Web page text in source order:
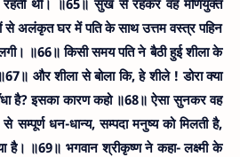
रहती थी। ॥65॥ सुख से रहकर वह मणियुक्त
से अलंकृत घर में पति के साथ उत्तम वस्त्र पहिन
लगी। ॥66॥ किसी समय पति ने बैठी हुई शीला के
और शीला से बोला कि, हे शीले ! डोरा क्या
है? इसका कारण कहो ॥68॥ ऐसा सुनकर वह
सम्पूर्ण धन-धान्य, सम्पदा मनुष्य को मिलती है,
है। ॥69॥ भगवान श्रीकृष्ण ने कहा- लक्ष्मी के